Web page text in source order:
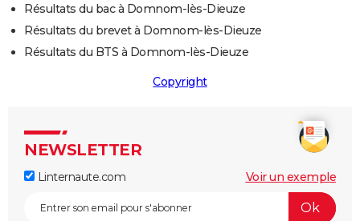
Résultats du bac à Domnom-lès-Dieuze
Résultats du brevet à Domnom-lès-Dieuze
Résultats du BTS à Domnom-lès-Dieuze
Copyright
NEWSLETTER
Linternaute.com Voir un exemple